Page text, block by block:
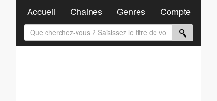
Accueil Chaines Genres Compte